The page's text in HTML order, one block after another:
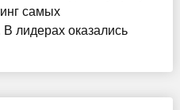
самых
лидерах оказались